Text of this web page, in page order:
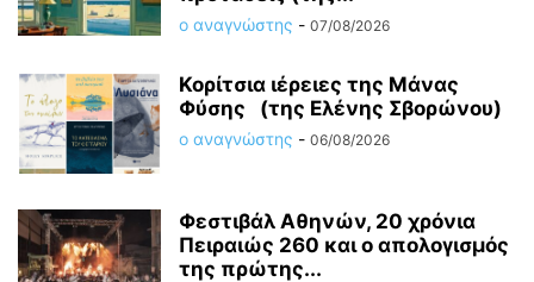
ο αναγνώστης - 07/08/2026
Κορίτσια ιέρειες της Μάνας
Φύσης (της Ελένης Σβορώνου)
ο αναγνώστης - 06/08/2026
Φεστιβάλ Αθηνών, 20 χρόνια
Πειραιώς 260 και ο απολογισμός
της πρώτης...